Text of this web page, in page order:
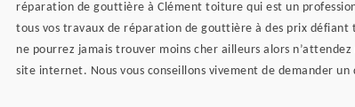
réparation de gouttière à Clément toiture qui est un
tous vos travaux de réparation de gouttière à des prix
ne pourrez jamais trouver moins cher ailleurs alors
site internet. Nous vous conseillons vivement de demander un